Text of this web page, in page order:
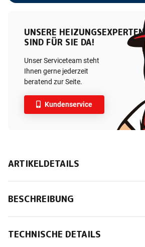
UNSERE HEIZUNGSEXPERTEN
SIND FÜR SIE DA!
Unser Serviceteam steht
Ihnen gerne jederzeit
beratend zur Seite.
Kundenservice
ARTIKELDETAILS
BESCHREIBUNG
TECHNISCHE DETAILS